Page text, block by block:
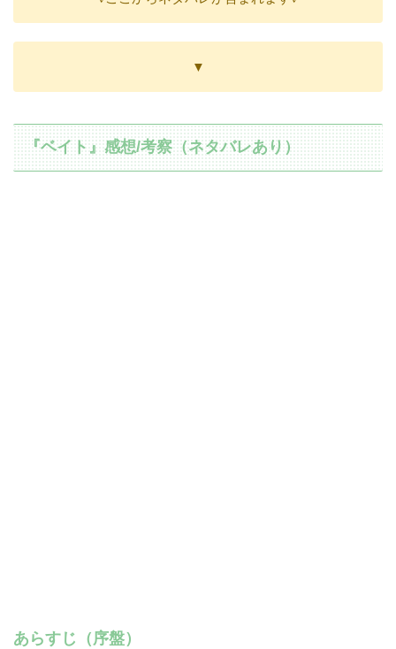
▼
『ベイト』感想/考察（ネタバレあり）
あらすじ（序盤）